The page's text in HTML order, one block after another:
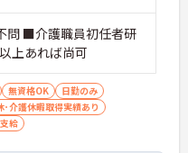
■介護職員初任者研
上あれば尚可
無資格OK
日勤のみ
･介護休暇取得実績あり
給